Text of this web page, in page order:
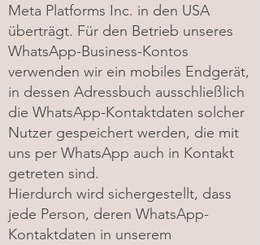
Meta Platforms Inc. in den USA
überträgt. Für den Betrieb unseres
WhatsApp-Business-Kontos
verwenden wir ein mobiles Endgerät,
in dessen Adressbuch ausschließlich
die WhatsApp-Kontaktdaten solcher
Nutzer gespeichert werden, die mit
uns per WhatsApp auch in Kontakt
getreten sind.
Hierdurch wird sichergestellt, dass
jede Person, deren WhatsApp-
Kontaktdaten in unserem